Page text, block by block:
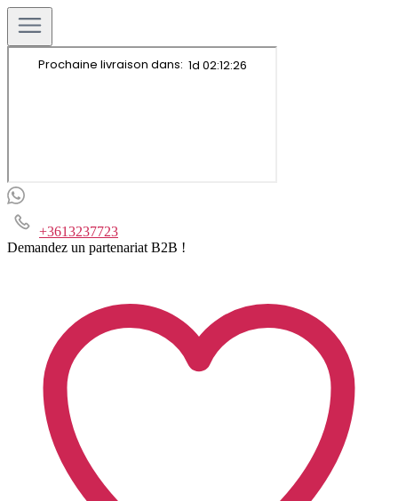
+3613237723
Demandez un partenariat B2B !